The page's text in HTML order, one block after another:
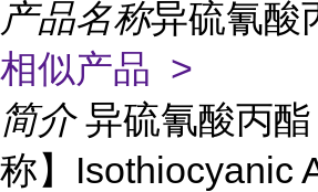
产品名称异硫氰酸
相似产品 >
简介 异硫氰酸丙
称】Isothiocyanic